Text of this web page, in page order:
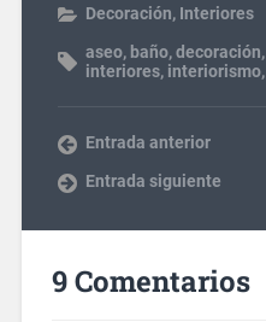
Decoración, Interiores
aseo, baño,decoración,
interiores, interiorismo,
Entrada anterior
Entrada siguiente
9 Comentarios